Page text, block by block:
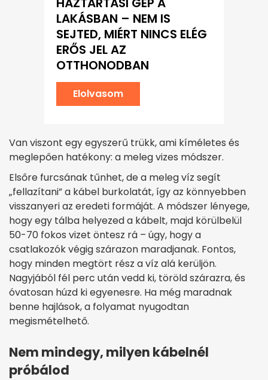
LAKÁSBAN – NEM IS
SEJTED, MIÉRT NINCS ELÉG
ERŐS JEL AZ
OTTHONODBAN
Elolvasom
Van viszont egy egyszerű trükk, ami kíméletes és
meglepően hatékony: a meleg vizes módszer.
Elsőre furcsának tűnhet, de a meleg víz segít
„fellazítani” a kábel burkolatát, így az könnyebben
visszanyeri az eredeti formáját. A módszer lényege,
hogy egy tálba helyezed a kábelt, majd körülbelül
50-70 fokos vizet öntesz rá – úgy, hogy a
csatlakozók végig szárazon maradjanak. Fontos,
hogy minden megtört rész a víz alá kerüljön.
Nagyjából fél perc után vedd ki, töröld szárazra, és
óvatosan húzd ki egyenesre. Ha még maradnak
benne hajlások, a folyamat nyugodtan
megismételhető.
Nem mindegy, milyen kábelnél
próbálod